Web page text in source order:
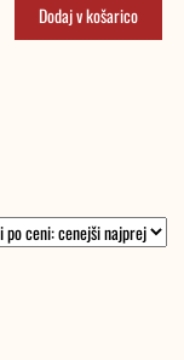
Dodaj v košarico